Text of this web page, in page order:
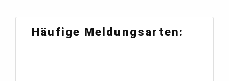
Häufige Meldungsarten: